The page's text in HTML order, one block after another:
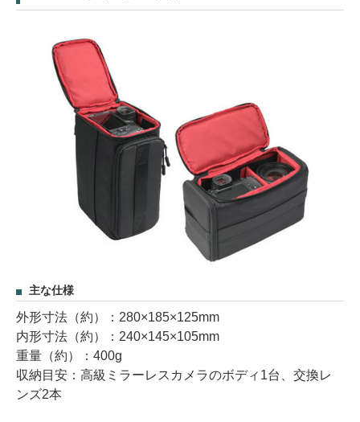
主な仕様
外形寸法（約）：280×185×125mm
内形寸法（約）：240×145×105mm
重量（約）：400g
収納目安：高級ミラーレスカメラのボディ1台、交換レ
ンズ2本